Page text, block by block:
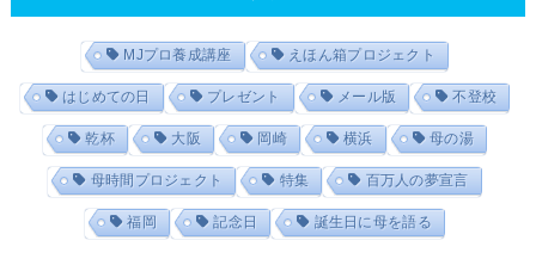
MJプロ養成講座 えほん箱プロジェクト
はじめての日 プレゼント メール版 不登校
乾杯 大阪 岡崎 横浜 母の湯
母時間プロジェクト 特集 百万人の夢宣言
福岡 記念日 誕生日に母を語る